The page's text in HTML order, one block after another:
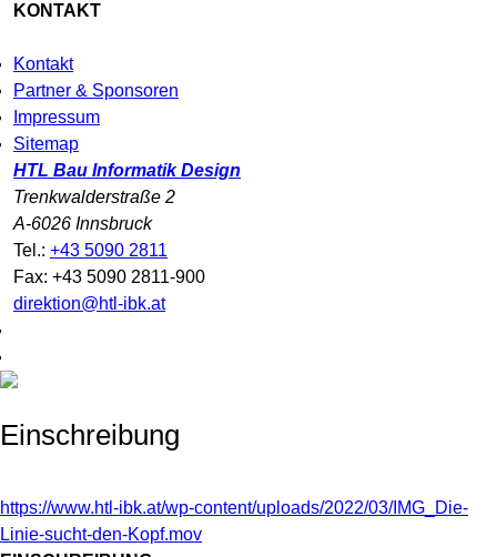
KONTAKT
Kontakt
Partner & Sponsoren
Impressum
Sitemap
HTL Bau Informatik Design
Trenkwalderstraße 2
A-6026 Innsbruck
Tel.: +43 5090 2811
Fax: +43 5090 2811-900
direktion@htl-ibk.at
Einschreibung
https://www.htl-ibk.at/wp-content/uploads/2022/03/IMG_Die-
Linie-sucht-den-Kopf.mov